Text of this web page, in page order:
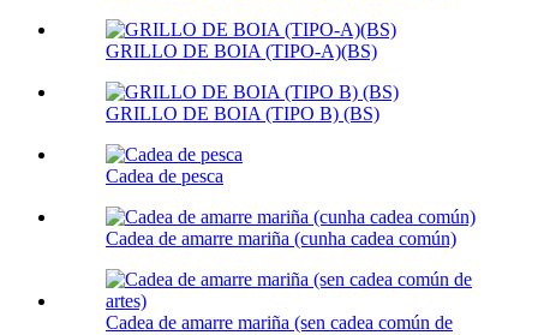
GRILLO DE BOIA (TIPO-A)(BS)
GRILLO DE BOIA (TIPO B) (BS)
Cadea de pesca
Cadea de amarre mariña (cunha cadea común)
Cadea de amarre mariña (sen cadea común de